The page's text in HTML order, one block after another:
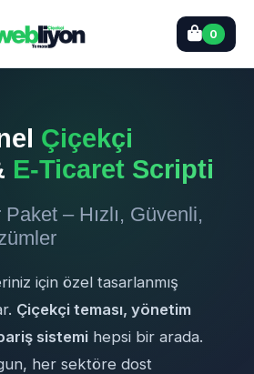
0
Çiçekçi
E-Ticaret Scripti
Paket – Hızlı, Güvenli,
için özel tasarlanmış
Çiçekçi teması, yönetim
sistemi hepsi bir arada.
her sektöre dost